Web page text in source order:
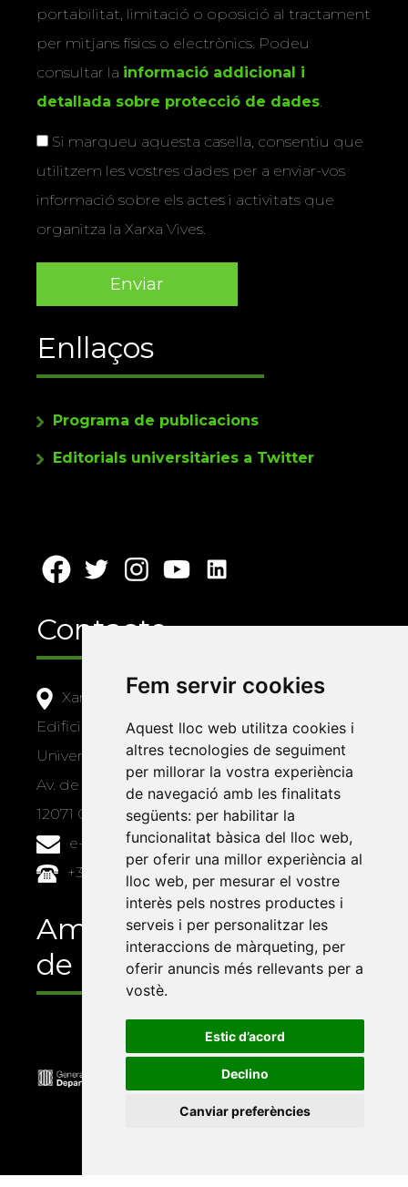
Fem servir cookies
Aquest lloc web utilitza cookies i
altres tecnologies de seguiment
per millorar la vostra experiència
de navegació amb les finalitats
següents: per habilitar la
funcionalitat bàsica del lloc web,
per oferir una millor experiència al
lloc web, per mesurar el vostre
interès pels nostres productes i
serveis i per personalitzar les
interaccions de màrqueting, per
oferir anuncis més rellevants per a
vostè.
Estic d’acord
Declino
Canviar preferències
portabilitat, limitació o oposició al tractament
per mitjans físics o electrònics. Podeu
consultar la informació addicional i
detallada sobre protecció de dades
Si marqueu aquesta casella, consentiu que
utilitzem les vostres dades per a enviar-vos
informació sobre els actes i activitats que
organitza la Xarxa Vives.
Enllaços
Programa de publicacions
Editorials universitàries a Twitter
Contacte
Xarxa Vives d'Universitats
Edifici Àgora
Universitat Jaume I, local 10
Av. de Vicent Sos Baynat, s/n
12071 Castelló de la Plana
e-buc@vives.org
+34 964 72 89 93
Amb el suport
de